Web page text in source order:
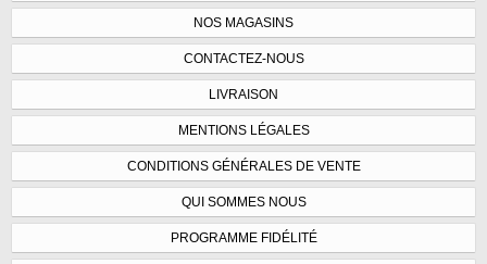
NOS MAGASINS
CONTACTEZ-NOUS
LIVRAISON
MENTIONS LÉGALES
CONDITIONS GÉNÉRALES DE VENTE
QUI SOMMES NOUS
PROGRAMME FIDÉLITÉ